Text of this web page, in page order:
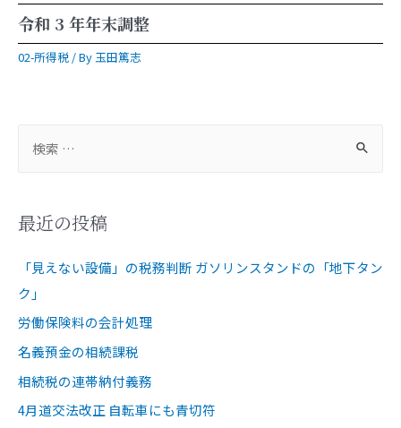
令和 3 年年末調整
02-所得税 / By玉田篤志
最近の投稿
「見えない設備」の税務判断 ガソリンスタンドの「地下タン
ク」
労働保険料の会計処理
名義預金の相続課税
相続税の連帯納付義務
4月道交法改正 自転車にも青切符